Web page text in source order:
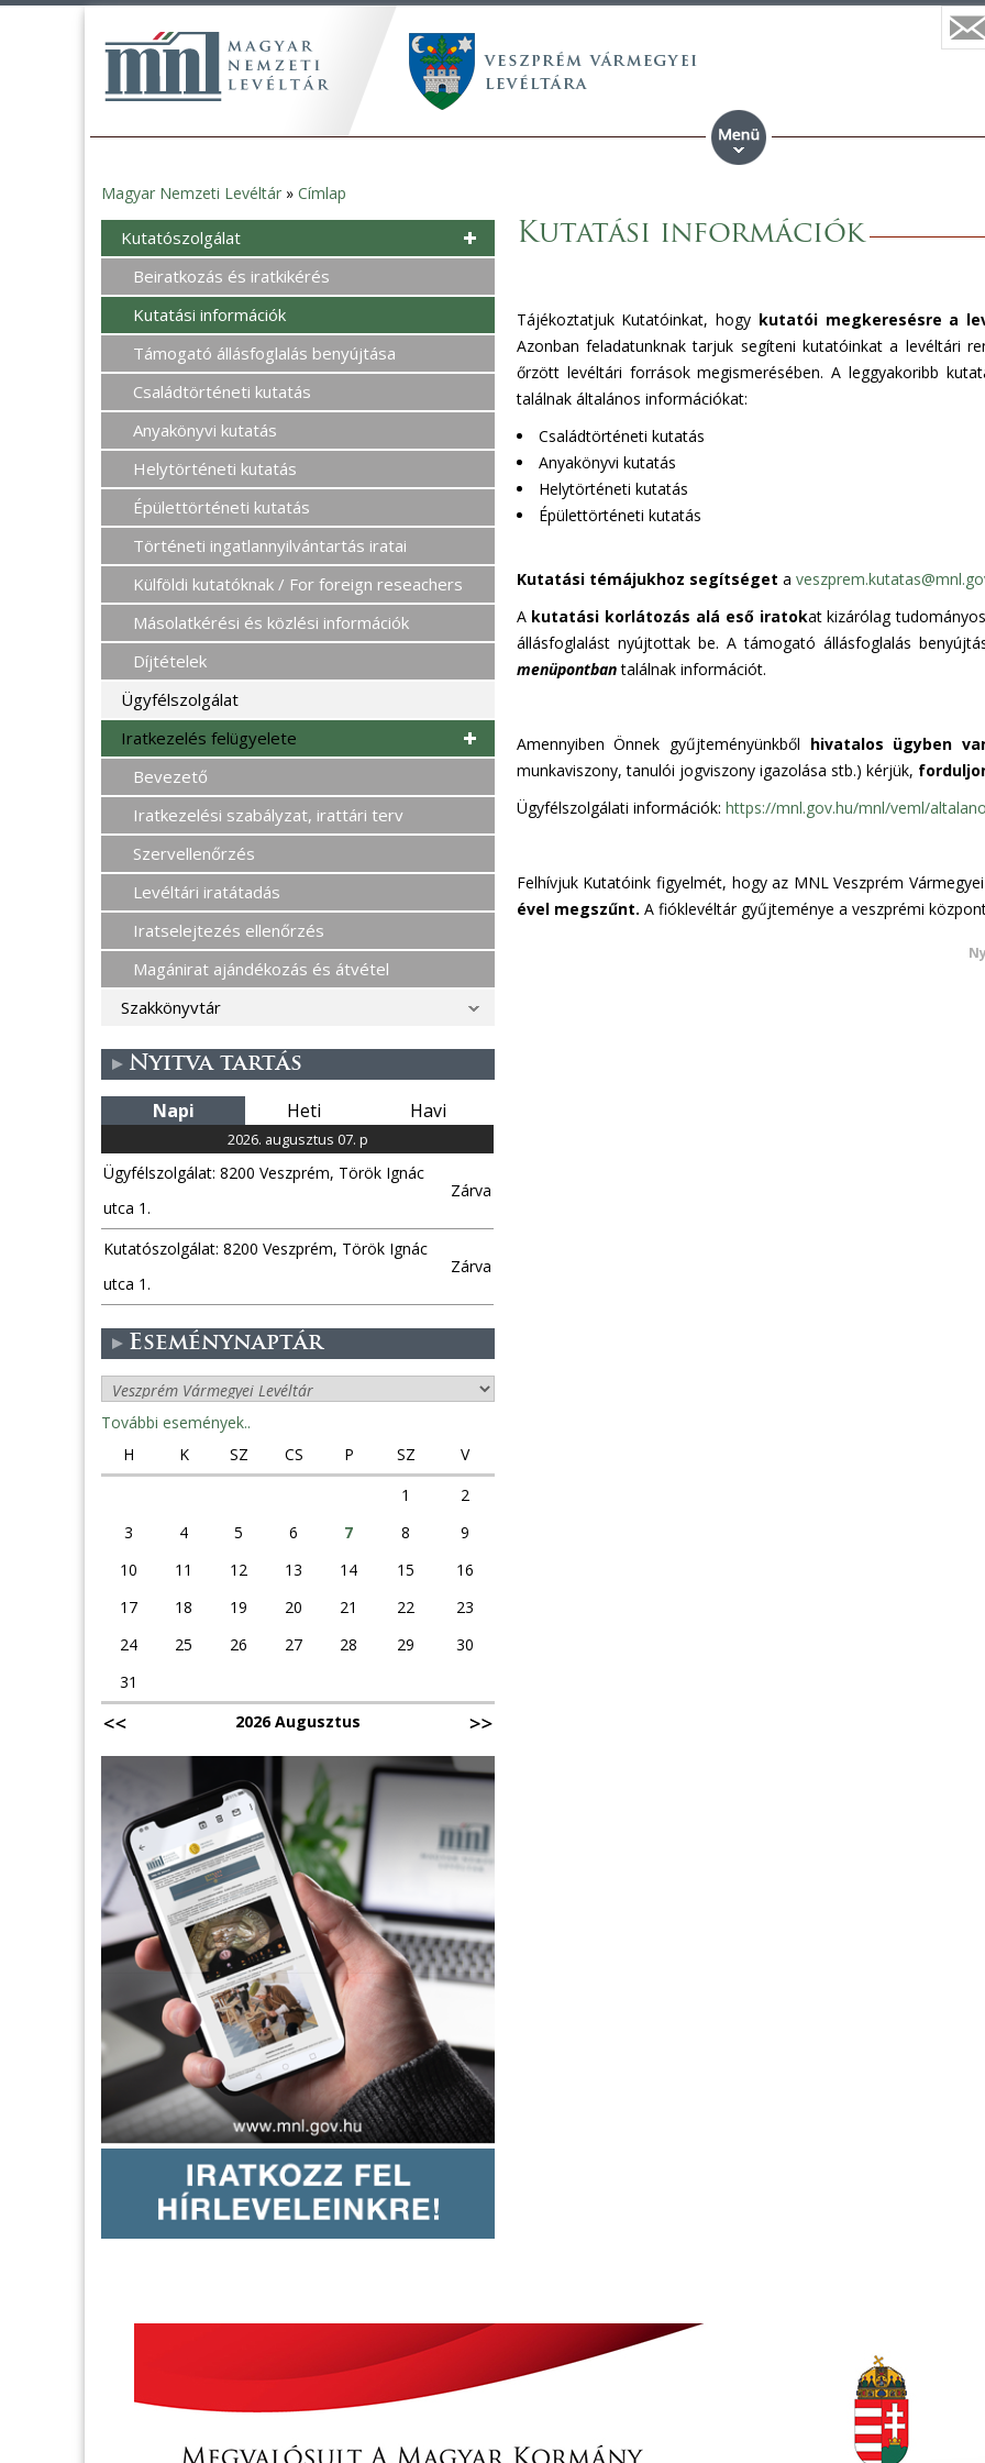
Jelenlegi
hely
Magyar Nemzeti Levéltár » Címlap
Kutatási információk
Tájékoztatjuk Kutatóinkat, hogy kutatói megkeresésre a
Azonban feladatunknak tarjuk segíteni kutatóinkat a levéltári
őrzött levéltári források megismerésében. A leggyakoribb
találnak általános információkat:
Családtörténeti kutatás
Anyakönyvi kutatás
Helytörténeti kutatás
Épülettörténeti kutatás
Kutatási témájukhoz segítséget a
A kutatási korlátozás alá eső iratokat kizárólag
állásfoglalást nyújtottak be. A támogató állásfoglalás
menüpontbantalálnak információt.
Amennyiben Önnek gyűjteményünkből hivatalos ügyben
munkaviszony, tanulói jogviszony igazolása stb.) kérjük,
Ügyfélszolgálati információk: https://mnl.gov.hu/mnl/veml/
Felhívjuk Kutatóink figyelmét, hogy az MNL Veszprém
ével megszűnt. A fióklevéltár gyűjteménye a veszprémi
Kutatószolgálat
Beiratkozás és iratkikérés
Kutatási információk
Támogató állásfoglalás benyújtása
Családtörténeti kutatás
Anyakönyvi kutatás
Helytörténeti kutatás
Épülettörténeti kutatás
Történeti ingatlannyilvántartás iratai
Külföldi kutatóknak / For foreign reseachers
Másolatkérési és közlési információk
Díjtételek
Ügyfélszolgálat
Iratkezelés felügyelete
Bevezető
Iratkezelési szabályzat, irattári terv
Szervellenőrzés
Levéltári iratátadás
Iratselejtezés ellenőrzés
Magánirat ajándékozás és átvétel
Szakkönyvtár
Nyitva tartás
Napi Heti Havi
2026. augusztus 07. p
Ügyfélszolgálat: 8200 Veszprém, Török Ignác
utca 1.
Zárva
Kutatószolgálat: 8200 Veszprém, Török Ignác
utca 1.
Zárva
Eseménynaptár
További események..
H
K SZ CS P SZ
V
1
2
3
4 5 6 7 8
9
10
11 12 13 14 15
16
17
18 19 20 21 22
23
24
25 26 27 28 29
30
31
2026 Augusztus